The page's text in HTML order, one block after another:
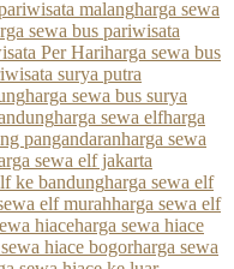
malangharga sewa
sewa bus pariwisata
Per Hariharga sewa bus
surya putra
harga sewa bus surya
harga sewa elfharga
pangandaranharga sewa
sewa elf jakarta
ke bandungharga sewa elf
elf murahharga sewa elf
hiaceharga sewa hiace
hiace bogorharga sewa